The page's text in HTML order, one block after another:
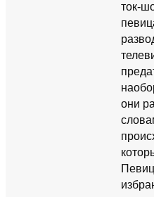
ток-
они